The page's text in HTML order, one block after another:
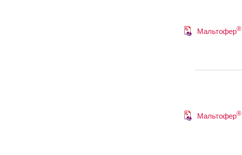
Мальтофер®
Мальтофер®